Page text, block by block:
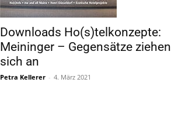
Downloads Ho(s)telkonzepte:
Meininger – Gegensätze ziehen
sich an
Petra Kellerer - 4. März 2021